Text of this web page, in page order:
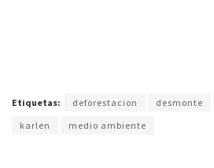
Etiquetas: deforestacion desmonte
karlen
medio ambiente